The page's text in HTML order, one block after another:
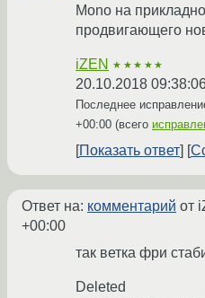
Mono на
продвигающего
iZEN ★★★★★
20.10.2018
Последнее
+00:00 (всего
Показать ответ
Ответ на: комментарий от
+00:00
так ветка фри
Deleted